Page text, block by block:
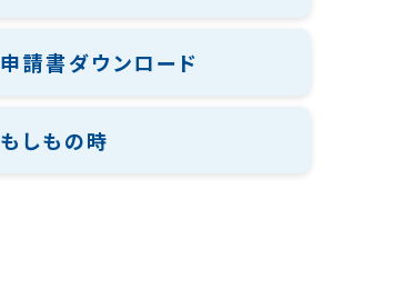
申請書ダウンロード
もしもの時